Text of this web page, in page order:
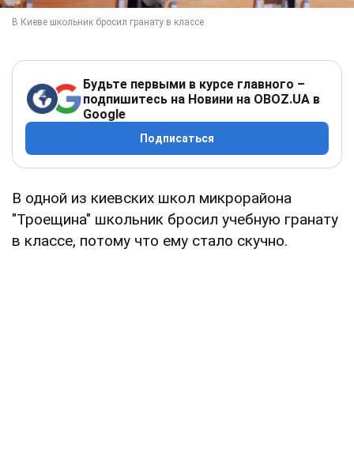
Будьте первыми в курсе главного –
подпишитесь на Новини на OBOZ.UA в
Google
Подписаться
В одной из киевских школ микрорайона
"Троещина" школьник бросил учебную гранату
в классе, потому что ему стало скучно.